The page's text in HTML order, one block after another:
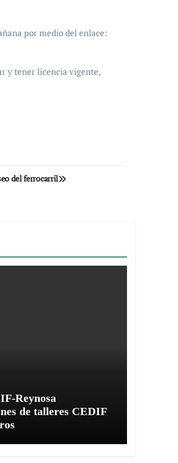
por medio del enlace:
y tener licencia vigente,
del ferrocarril
Reynosa
de talleres CEDIF